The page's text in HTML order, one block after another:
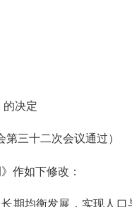
决定
三十二次会议通过）
作如下修改：
均衡发展，实现人口